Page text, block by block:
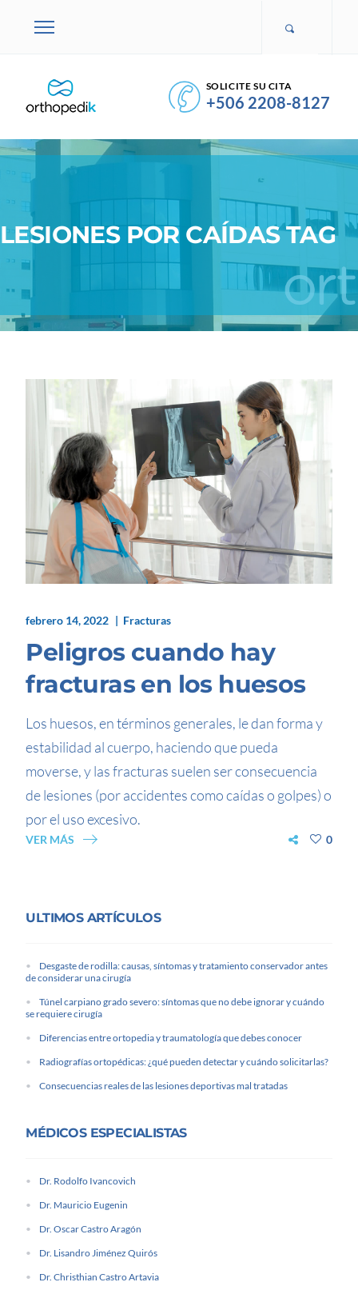
SOLICITE SU CITA
+506 2208-8127
LESIONES POR CAÍDAS TAG
febrero 14, 2022 Fracturas
Peligros cuando hay
fracturas en los huesos
Los huesos, en términos generales, le dan forma y
estabilidad al cuerpo, haciendo que pueda
moverse, y las fracturas suelen ser consecuencia
de lesiones (por accidentes como caídas o golpes) o
por el uso excesivo.
VER MÁS 0
ULTIMOS ARTÍCULOS
Desgaste de rodilla: causas, síntomas y tratamiento conservador antes
de considerar una cirugía
Túnel carpiano grado severo: síntomas que no debe ignorar y cuándo
se requiere cirugía
Diferencias entre ortopedia y traumatología que debes conocer
Radiografías ortopédicas: ¿qué pueden detectar y cuándo solicitarlas?
Consecuencias reales de las lesiones deportivas mal tratadas
MÉDICOS ESPECIALISTAS
Dr. Rodolfo Ivancovich
Dr. Mauricio Eugenin
Dr. Oscar Castro Aragón
Dr. Lisandro Jiménez Quirós
Dr. Christhian Castro Artavia